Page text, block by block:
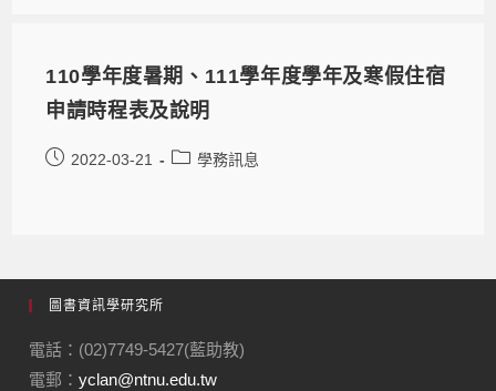
110學年度暑期、111學年度學年及寒假住宿
申請時程表及說明
2022-03-21 學務訊息
圖書資訊學研究所
電話：(02)7749-5427(藍助教)
電郵：yclan@ntnu.edu.tw